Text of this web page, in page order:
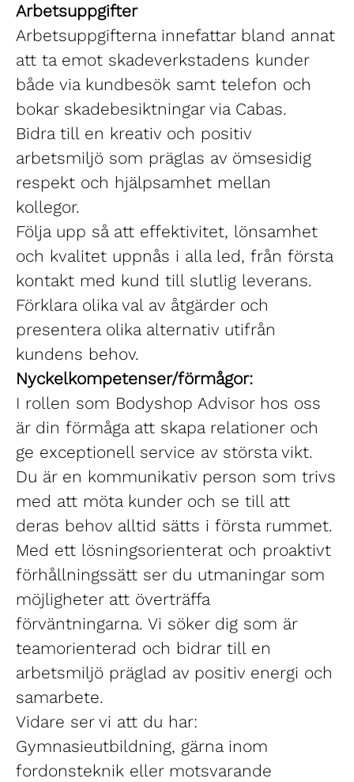
Arbetsuppgifter
Arbetsuppgifterna innefattar bland annat
att ta emot skadeverkstadens kunder
både via kundbesök samt telefon och
bokar skadebesiktningar via Cabas.
Bidra till en kreativ och positiv
arbetsmiljö som präglas av ömsesidig
respekt och hjälpsamhet mellan
kollegor.
Följa upp så att effektivitet, lönsamhet
och kvalitet uppnås i alla led, från första
kontakt med kund till slutlig leverans.
Förklara olika val av åtgärder och
presentera olika alternativ utifrån
kundens behov.
Nyckelkompetenser/förmågor:
I rollen som Bodyshop Advisor hos oss
är din förmåga att skapa relationer och
ge exceptionell service av största vikt.
Du är en kommunikativ person som trivs
med att möta kunder och se till att
deras behov alltid sätts i första rummet.
Med ett lösningsorienterat och proaktivt
förhållningssätt ser du utmaningar som
möjligheter att överträffa
förväntningarna. Vi söker dig som är
teamorienterad och bidrar till en
arbetsmiljö präglad av positiv energi och
samarbete.
Vidare ser vi att du har:
Gymnasieutbildning, gärna inom
fordonsteknik eller motsvarande